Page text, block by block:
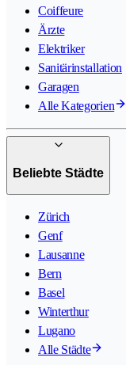
Coiffeure
Ärzte
Elektriker
Sanitärinstallation
Garagen
Alle Kategorien
Beliebte Städte
Zürich
Genf
Lausanne
Bern
Basel
Winterthur
Lugano
Alle Städte